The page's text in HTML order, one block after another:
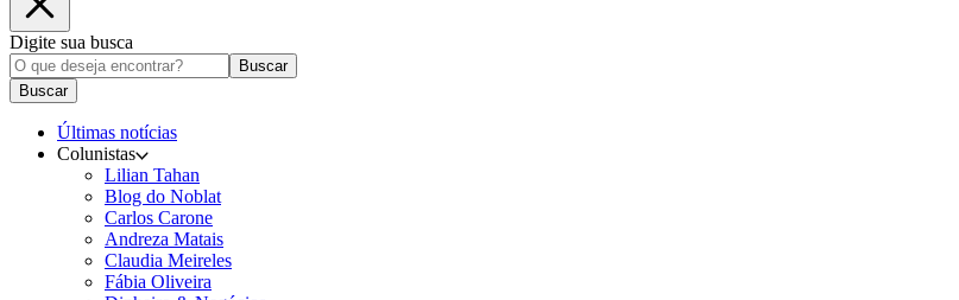
Digite sua busca
Buscar
Buscar
Últimas notícias
Colunistas
Lilian Tahan
Blog do Noblat
Carlos Carone
Andreza Matais
Claudia Meireles
Fábia Oliveira